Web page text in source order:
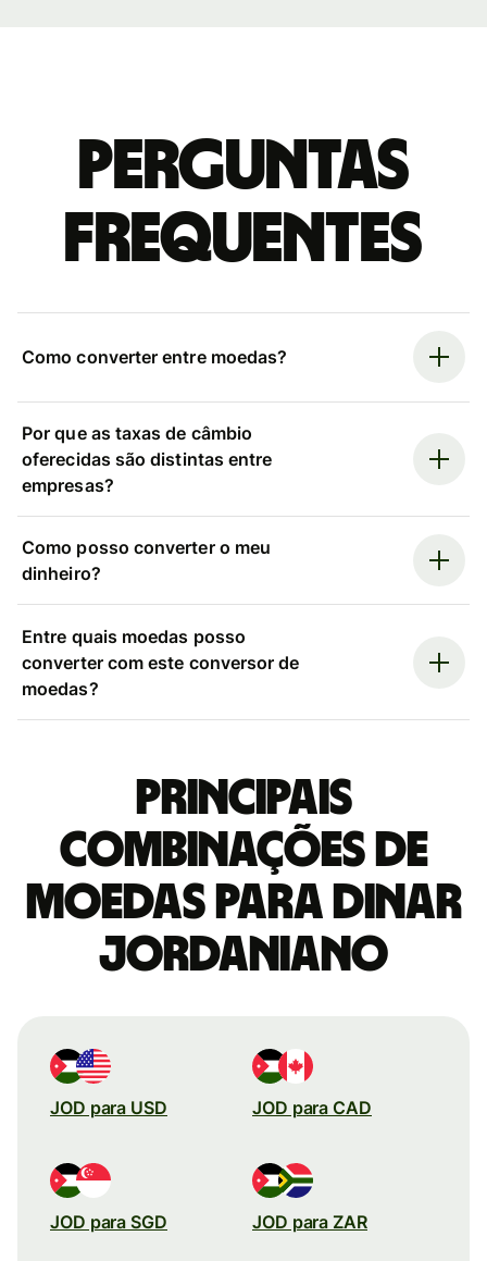
Perguntas
frequentes
Como converter entre moedas?
Por que as taxas de câmbio
oferecidas são distintas entre
empresas?
Como posso converter o meu
dinheiro?
Entre quais moedas posso
converter com este conversor de
moedas?
Principais
combinações de
moedas para Dinar
jordaniano
JOD para USD JOD para CAD
JOD para SGD JOD para ZAR